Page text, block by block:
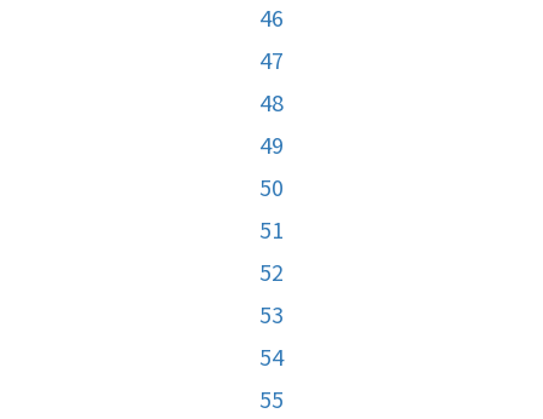
46
47
48
49
50
51
52
53
54
55